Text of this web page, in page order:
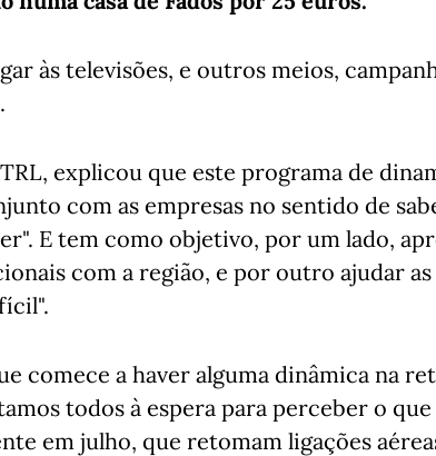
às televisões, e outros meios,
explicou que este programa de
com as empresas no sentido de
E tem como objetivo, por um lado,
com a região, e por outro ajudar as
comece a haver alguma dinâmica na
todos à espera para perceber o que
em julho, que retomam ligações